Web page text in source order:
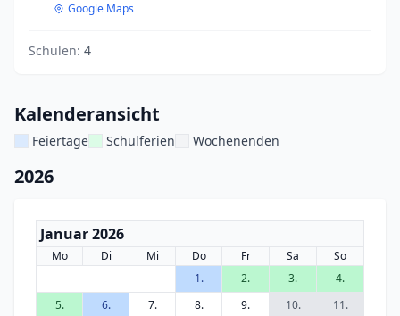
Google Maps
Schulen: 4
Kalenderansicht
Feiertage Schulferien Wochenenden
2026
Januar 2026
Mo Di Mi Do Fr Sa
So
1.
2. 3.
4.
5.
6. 7. 8. 9. 10.
11.